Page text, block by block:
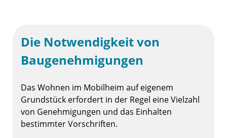
Die Notwendigkeit von
Baugenehmigungen
Das Wohnen im Mobilheim auf eigenem
Grundstück erfordert in der Regel eine Vielzahl
von Genehmigungen und das Einhalten
bestimmter Vorschriften.